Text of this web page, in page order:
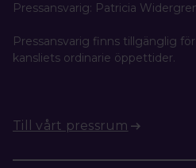
Pressansvarig: Patricia
Pressansvarig finns tillgänglig
kansliets ordinarie öppettider.
Till vårt pressrum